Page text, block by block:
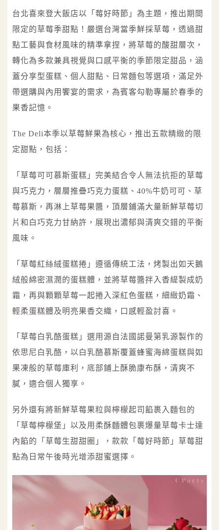
台北喜來登大飯店以「莓好時節」為主題，推出期間
限定的草莓季甜點！嚴選台灣當季鮮採草莓，透過甜
點工藝與食材風味的精準拿捏，將草莓的酸甜層次，
轉化為多款兼具視覺與口感平衡的季節限定甜品，涵
蓋分享型蛋糕、個人甜點、日常麵包等選項，滿足外
帶選購與內用饗宴的需求，為賓客勾勒專屬於春季的
果香記憶。
The Deli本季以草莓鮮果為核心，推出五款精緻的限
定甜點，包括：
「草莓可可慕斯蛋糕」完美結合令人無法抗拒的草莓
與巧克力，層層推疊巧克力蛋糕、40%牛奶可可、草
莓慕斯，再淋上草莓果醬，頂層鋪滿大量新鮮草莓切
片和白巧克力甘納許，展現出濃郁與清爽交錯的平衡
風味。
「草莓紅絲絨蛋糕捲」遵循傳統工法，烤製出如天鵝
絨般綿密濕潤的蛋糕體，並將草莓醬拌入香緹製成奶
霜，再與顆顆草莓一起捲入深紅色蛋糕，細緻奶霜、
輕柔蛋糕體及明亮果香交織，口感輕盈討喜。
「草莓白乳酪蛋糕」選用源自法國諾曼第乳源製作的
依思尼白乳酪，以白乳酪慕斯覆蓋蜂蜜海綿蛋糕與如
果凍般的草莓庫利，底部鋪上酥脆康布酥，清爽不
膩，適合個人獨享。
另外還有將新鮮草莓果粒與檸檬起司餡裹入麵包的
「草莓檸檬堡」以及用柔酥麵體包裹爆量草莓卡士達
內餡的「草莓生甜甜圈」，款款「莓好時節」草莓甜
點為日常午後時光增添甜蜜選擇。